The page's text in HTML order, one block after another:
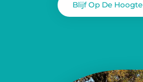
Blijf Op De Hoogte